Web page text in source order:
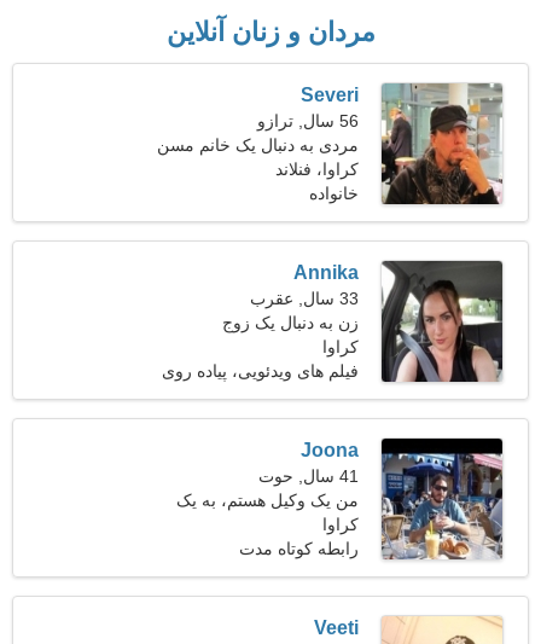
مردان و زنان آنلاین
Severi
56 سال, ترازو
مردی به دنبال یک خانم مسن
کراوا، فنلاند
خانواده
Annika
33 سال, عقرب
زن به دنبال یک زوج
کراوا
فیلم های ویدئویی، پیاده روی
Joona
41 سال, حوت
من یک وکیل هستم، به یک
زن با احساس نیاز دارم
کراوا
رابطه کوتاه مدت
Veeti